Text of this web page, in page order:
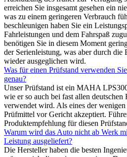
erreichen Sie insgesamt gesehen ein
was zu einem geringeren Verbrauch
beschleunigen haben Sie ein
Fahrleistungen und dem Fahrspaß
benötigen Sie in diesem Moment
der Serienleistung, was aber durch die
wieder ausgeglichen wird.
Was für einen Prüfstand verwenden
genau?
Unser Prüfstand ist ein MAHA
wie er so auch bei fast allen
verwendet wird. Als eines der
Prüfmittel vor Gericht akzeptiert.
Produktempfehlung für diesen
Warum wird das Auto nicht ab Werk
Leistung ausgeliefert?
Die Hersteller haben die besten